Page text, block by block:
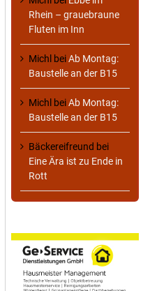
Rhein – grauebraune
Fluten im Inn
Michl beiAb Montag:
Baustelle an der B15
Michl beiAb Montag:
Baustelle an der B15
Bäckereifreund bei
Eine Ära ist zu Ende in
Rott